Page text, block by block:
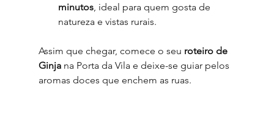
minutos, ideal para quem gosta de
natureza e vistas rurais.
Assim que chegar, comece o seu roteiro de
Ginja na Porta da Vila e deixe-se guiar pelos
aromas doces que enchem as ruas.